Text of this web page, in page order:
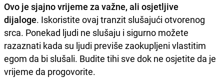
Ovo je sjajno vrijeme za važne, ali osjetljive
dijaloge. Iskoristite ovaj tranzit slušajući otvorenog
srca. Ponekad ljudi ne slušaju i sigurno možete
razaznati kada su ljudi previše zaokupljeni vlastitim
egom da bi slušali. Budite tihi sve dok ne osjetite da je
vrijeme da progovorite.